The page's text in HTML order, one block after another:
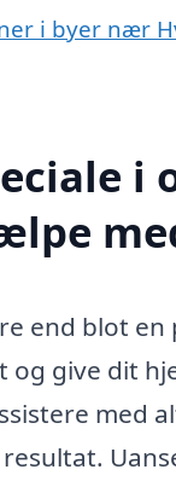
i byer nær
end blot
give dit
med